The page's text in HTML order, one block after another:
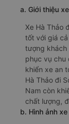
a. Giới thiệu
Xe Hà Thảo
tốt với giá
tượng khách
phục vụ chu
khiển xe an
Hà Thảo đi
Nam còn
chất lượng,
b. Hình ảnh